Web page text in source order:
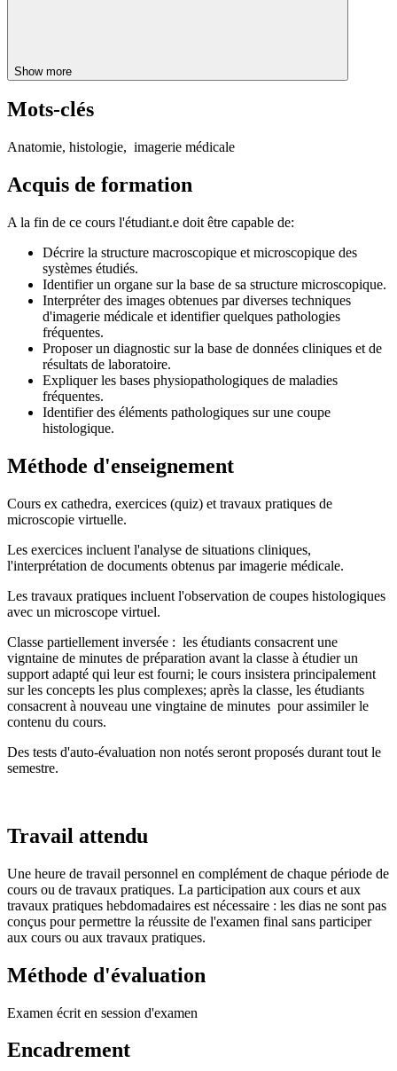
Show more
Mots-clés
Anatomie, histologie, imagerie médicale
Acquis de formation
A la fin de ce cours l'étudiant.e doit être capable de:
Décrire la structure macroscopique et microscopique des
systèmes étudiés.
Identifier un organe sur la base de sa structure microscopique.
Interpréter des images obtenues par diverses techniques
d'imagerie médicale et identifier quelques pathologies
fréquentes.
Proposer un diagnostic sur la base de données cliniques et de
résultats de laboratoire.
Expliquer les bases physiopathologiques de maladies
fréquentes.
Identifier des éléments pathologiques sur une coupe
histologique.
Méthode d'enseignement
Cours ex cathedra, exercices (quiz) et travaux pratiques de
microscopie virtuelle.
Les exercices incluent l'analyse de situations cliniques,
l'interprétation de documents obtenus par imagerie médicale.
Les travaux pratiques incluent l'observation de coupes histologiques
avec un microscope virtuel.
Classe partiellement inversée : les étudiants consacrent une
vigntaine de minutes de préparation avant la classe à étudier un
support adapté qui leur est fourni; le cours insistera principalement
sur les concepts les plus complexes; après la classe, les étudiants
consacrent à nouveau une vingtaine de minutes pour assimiler le
contenu du cours.
Des tests d'auto-évaluation non notés seront proposés durant tout le
semestre.
Travail attendu
Une heure de travail personnel en complément de chaque période de
cours ou de travaux pratiques. La participation aux cours et aux
travaux pratiques hebdomadaires est nécessaire : les dias ne sont pas
conçus pour permettre la réussite de l'examen final sans participer
aux cours ou aux travaux pratiques.
Méthode d'évaluation
Examen écrit en session d'examen
Encadrement